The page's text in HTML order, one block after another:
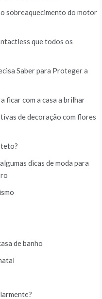
sobreaquecimento do motor
que todos os
Saber para Proteger a
ficar com a casa a brilhar
de decoração com flores
dicas de moda para
de banho